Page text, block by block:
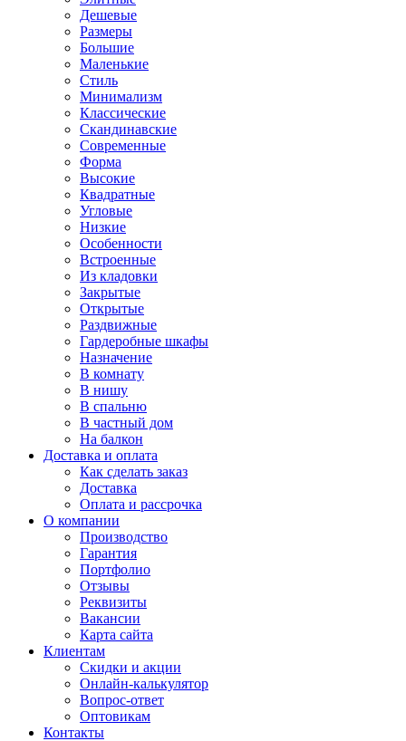
Дешевые
Размеры
Большие
Маленькие
Стиль
Минимализм
Классические
Скандинавские
Современные
Форма
Высокие
Квадратные
Угловые
Низкие
Особенности
Встроенные
Из кладовки
Закрытые
Открытые
Раздвижные
Гардеробные шкафы
Назначение
В комнату
В нишу
В спальню
В частный дом
На балкон
Доставка и оплата
Как сделать заказ
Доставка
Оплата и рассрочка
О компании
Производство
Гарантия
Портфолио
Отзывы
Реквизиты
Вакансии
Карта сайта
Клиентам
Скидки и акции
Онлайн-калькулятор
Вопрос-ответ
Оптовикам
Контакты